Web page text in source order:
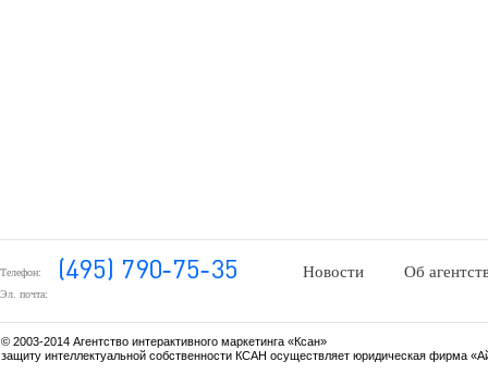
Телефон:
Эл. почта:
Новости Об
© 2003-2014 Агентство интерактивного маркетинга «Ксан»
защиту интеллектуальной собственности КСАН осуществляет юридическая фирма